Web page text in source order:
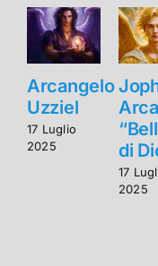
Arcangelo
Uzziel
17 Luglio
2025
di
17
2025